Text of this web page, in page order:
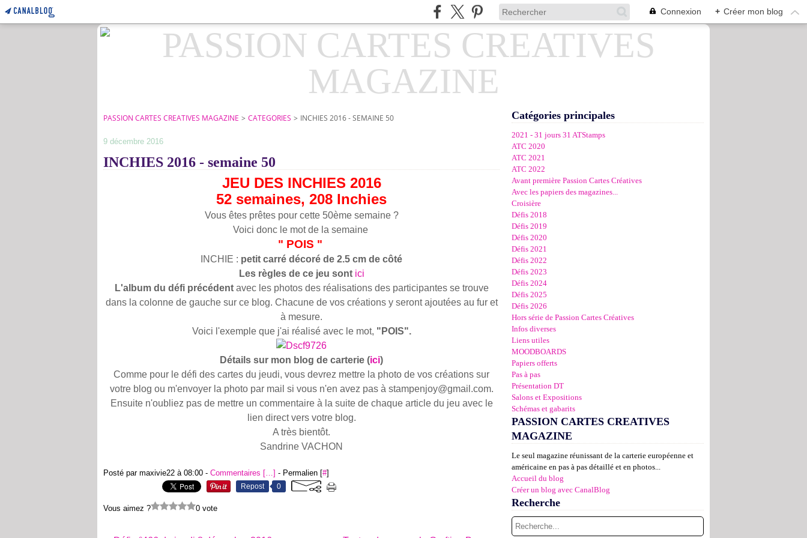
Connexion + Créer mon blog
PASSION CARTES CREATIVES MAGAZINE > CATEGORIES > INCHIES 2016 - SEMAINE 50
9 décembre 2016
INCHIES 2016 - semaine 50
JEU DES INCHIES 2016
52 semaines, 208 Inchies
Vous êtes prêtes pour cette 50ème semaine ?
Voici donc le mot de la semaine
" POIS "
INCHIE : petit carré décoré de 2.5 cm de côté
Les règles de ce jeu sontici
L'album du défi précédentavec les photos des réalisations des participantes se trouve
dans la colonne de gauche sur ce blog. Chacune de vos créations y seront ajoutées au fur et
à mesure.
Voici l'exemple que j'ai réalisé avec le mot, "POIS".
Détails sur mon blog de carterie (ici)
Comme pour le défi des cartes du jeudi, vous devrez mettre la photo de vos créations sur
votre blog ou m'envoyer la photo par mail si vous n'en avez pas à stampenjoy@gmail.com.
Ensuite n'oubliez pas de mettre un commentaire à la suite de chaque article du jeu avec le
lien direct vers votre blog.
A très bientôt.
Sandrine VACHON
Posté par maxivie22 à 08:00 - Commentaires […] - Permalien [#]
Repost 0
Vous aimez ? 0 vote
Catégories principales
2021 - 31 jours 31 ATStamps
ATC 2020
ATC 2021
ATC 2022
Avant première Passion Cartes Créatives
Avec les papiers des magazines...
Croisière
Défis 2018
Défis 2019
Défis 2020
Défis 2021
Défis 2022
Défis 2023
Défis 2024
Défis 2025
Défis 2026
Hors série de Passion Cartes Créatives
Infos diverses
Liens utiles
MOODBOARDS
Papiers offerts
Pas à pas
Présentation DT
Salons et Expositions
Schémas et gabarits
PASSION CARTES CREATIVES
MAGAZINE
Le seul magazine réunissant de la carterie européenne et
américaine en pas à pas détaillé et en photos...
Accueil du blog
Créer un blog avec CanalBlog
Recherche